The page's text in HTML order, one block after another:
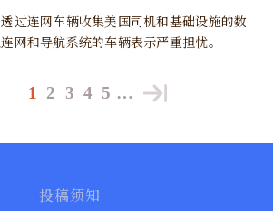
过连网车辆收集美国司机和基础设施的数
网和导航系统的车辆表示严重担忧。
1 2 3 4 5 …
投稿须知